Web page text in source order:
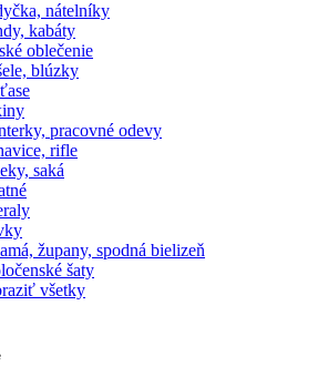
nátelníky
kabáty
oblečenie
blúzky
pracovné odevy
rifle
saká
župany, spodná bielizeň
šaty
všetky